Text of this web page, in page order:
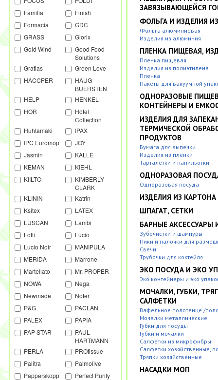
Familia
Finish
Formacia
GDC
GRASS
Glorix
Gold Wind
Good Food
Solutions
Gratias
Green Love
HACCPER
HAUG
BUERSTEN
HELP
HENKEL
HOR
Hotel
Collection
Huhtamaki
IPAX
IPC Euromop
JOY
Jasmin
KALLE
KEMAN
KIEHL
KIILTO
KIMBERLY-
CLARK
KLININ
Katrin
Ksitex
LATEX
LUSCAN
Lambi
Lotti
Lucio
Lucio Noir
MANIPULA
MERIDA
Marrone
Martellato
Mr. PROPER
NOWA
Nega
Newmade
Nofer
P&G
PACLAN
PALEX
PAPIA
PAP STAR
PAUL
HARTMANN
PERLA
PROtissue
Palitra
Palmolive
Papperskopp
Perfect Purity
ЗАВЯЗЫВАЮЩЕЙСЯ
ФОЛЬГА И ИЗДЕЛИЯ
Фольга алюминиевая
Изделия из алюминия
ПЛЕНКА ПИЩЕВАЯ,
Пленка пищевая
Изделия из полиэтилена
Пленка
Пакеты для вакуумной
ОДНОРАЗОВЫЕ
КОНТЕЙНЕРЫ И
ИЗДЕЛИЯ ДЛЯ
ТЕРМИЧЕСКОЙ
ПРОДУКТОВ
Бумага для выпечки
Изделия из пленки
Тарталетки и папильотки
ОДНОРАЗОВАЯ
Одноразовая посуда
ИЗДЕЛИЯ ИЗ
ШПАГАТ, СЕТКИ
БАРНЫЕ АКСЕССУАРЫ
Зубочистки и шампуры
Пики и палочки для
Свечи
Трубочки для коктейля
ЭКО ПОСУДА И ЭКО
Эко контейнеры и эко
МОЧАЛКИ, ГУБКИ,
САЛФЕТКИ
Вафельное полотенце /
Мочалки металлические
Губки для посуды
Губки и мочалки
Салфетки из микрофибры
Салфетки хозяйственные,
Тряпки хозяйственные
НАСАДКИ МОП